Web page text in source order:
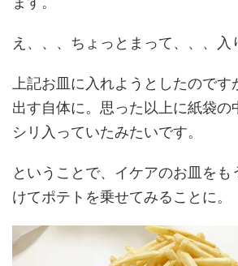
え、、、ちょっとまって、、、入
上記お皿に入れようとしたので
出す自体に。思った以上に紙袋の
シリ入っていたみたいです。
ということで、イケアのお皿をも
けてポテトを乗せてみることに。